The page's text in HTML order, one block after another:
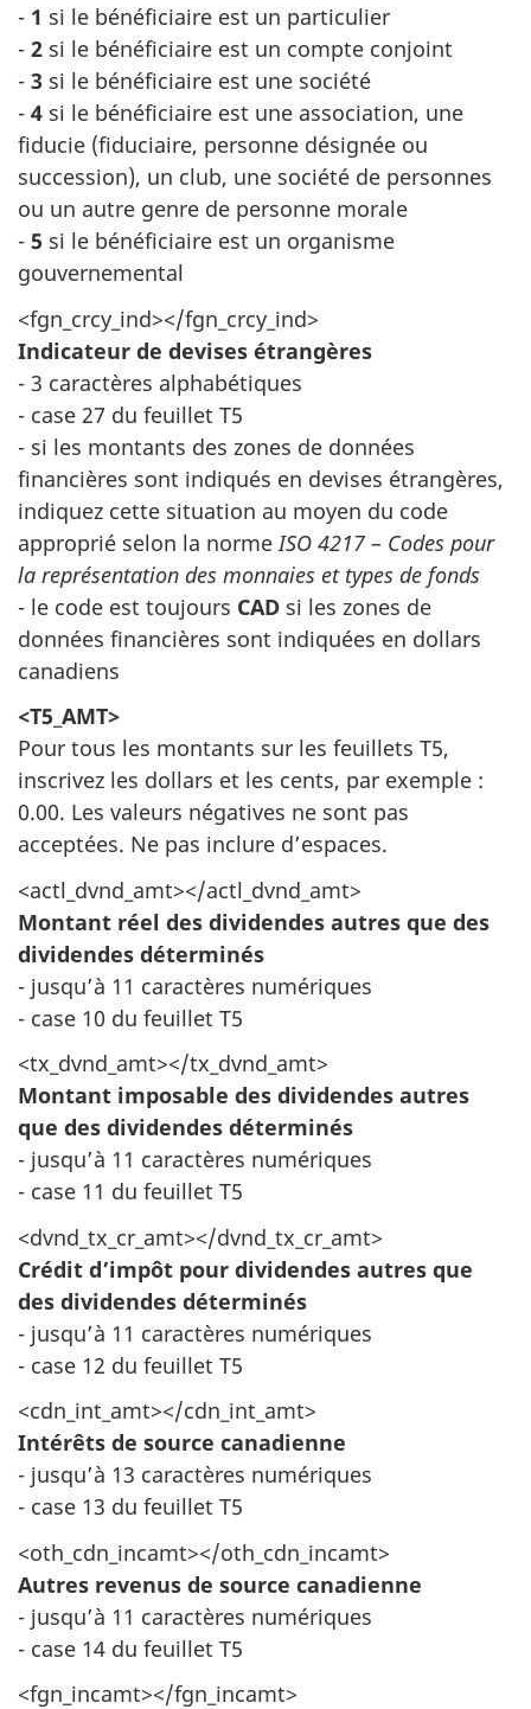
- 1 si le bénéficiaire est un particulier
- 2 si le bénéficiaire est un compte conjoint
- 3 si le bénéficiaire est une société
- 4 si le bénéficiaire est une association, une
fiducie (fiduciaire, personne désignée ou
succession), un club, une société de personnes
ou un autre genre de personne morale
- 5 si le bénéficiaire est un organisme
gouvernemental
<fgn_crcy_ind></fgn_crcy_ind>
Indicateur de devises étrangères
- 3 caractères alphabétiques
- case 27 du feuillet T5
- si les montants des zones de données
financières sont indiqués en devises étrangères,
indiquez cette situation au moyen du code
approprié selon la norme ISO 4217 – Codes pour
la représentation des monnaies et types de fonds
- le code est toujours CAD si les zones de
données financières sont indiquées en dollars
canadiens
<T5_AMT>
Pour tous les montants sur les feuillets T5,
inscrivez les dollars et les cents, par exemple :
0.00. Les valeurs négatives ne sont pas
acceptées. Ne pas inclure d’espaces.
<actl_dvnd_amt></actl_dvnd_amt>
Montant réel des dividendes autres que des
dividendes déterminés
- jusqu’à 11 caractères numériques
- case 10 du feuillet T5
<tx_dvnd_amt></tx_dvnd_amt>
Montant imposable des dividendes autres
que des dividendes déterminés
- jusqu’à 11 caractères numériques
- case 11 du feuillet T5
<dvnd_tx_cr_amt></dvnd_tx_cr_amt>
Crédit d’impôt pour dividendes autres que
des dividendes déterminés
- jusqu’à 11 caractères numériques
- case 12 du feuillet T5
<cdn_int_amt></cdn_int_amt>
Intérêts de source canadienne
- jusqu’à 13 caractères numériques
- case 13 du feuillet T5
<oth_cdn_incamt></oth_cdn_incamt>
Autres revenus de source canadienne
- jusqu’à 11 caractères numériques
- case 14 du feuillet T5
<fgn_incamt></fgn_incamt>